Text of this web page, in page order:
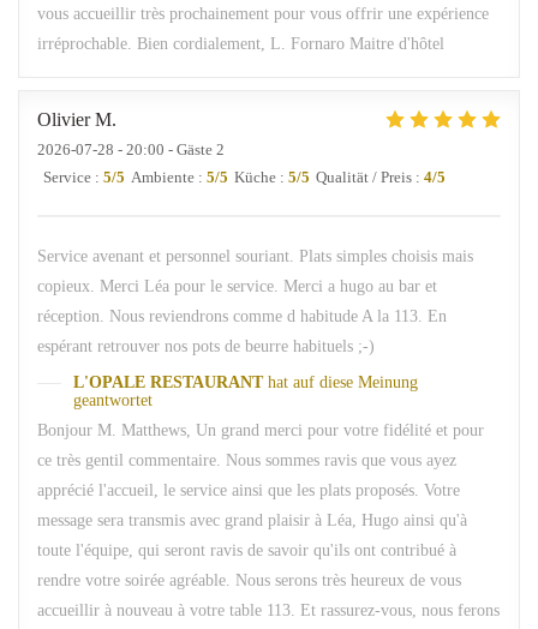
vous accueillir très prochainement pour vous offrir une expérience
irréprochable. Bien cordialement, L. Fornaro Maitre d'hôtel
Olivier M
2026-07-28 - 20:00 - Gäste 2
Service : 5/5 Ambiente : 5/5 Küche : 5/5 Qualität / Preis : 4/5
Service avenant et personnel souriant. Plats simples choisis mais
copieux. Merci Léa pour le service. Merci a hugo au bar et
réception. Nous reviendrons comme d habitude A la 113. En
espérant retrouver nos pots de beurre habituels ;-)
L'OPALE RESTAURANT hat auf diese Meinung
geantwortet
Bonjour M. Matthews, Un grand merci pour votre fidélité et pour
ce très gentil commentaire. Nous sommes ravis que vous ayez
apprécié l'accueil, le service ainsi que les plats proposés. Votre
message sera transmis avec grand plaisir à Léa, Hugo ainsi qu'à
toute l'équipe, qui seront ravis de savoir qu'ils ont contribué à
rendre votre soirée agréable. Nous serons très heureux de vous
accueillir à nouveau à votre table 113. Et rassurez-vous, nous ferons